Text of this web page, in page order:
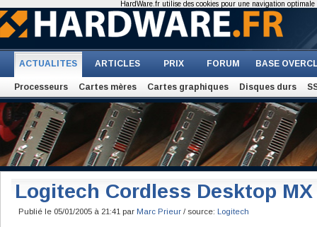
ACTUALITES ARTICLES PRIX FORUM BASE
Processeurs Cartes mères Cartes graphiques Disques durs
Logitech Cordless Desktop MX
Publié le 05/01/2005 à 21:41 par Marc Prieur / source: Logitech
HardWare.fr utilise des cookies pour une navigation